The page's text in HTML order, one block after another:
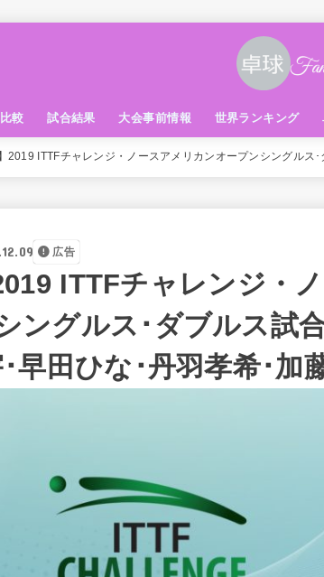
較 試合結果 大会事前情報 世界ランキング
2019 ITTFチャレンジ・ノースアメリカンオープンシングルス
広告
ITTFチャレンジ・
ングルス･ダブルス試
早田ひな･丹羽孝希･加